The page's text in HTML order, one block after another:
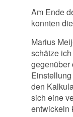
Am Ende
konnten
Marius
schätze
gegenüber
den
sich eine
entwickeln